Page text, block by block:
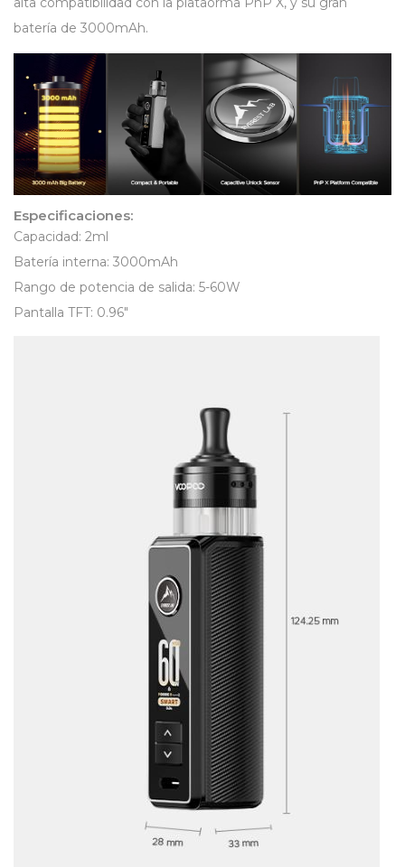
batería de 3000mAh.
Especificaciones:
Capacidad: 2ml
Batería interna: 3000mAh
Rango de potencia de salida: 5-60W
Pantalla TFT: 0.96″